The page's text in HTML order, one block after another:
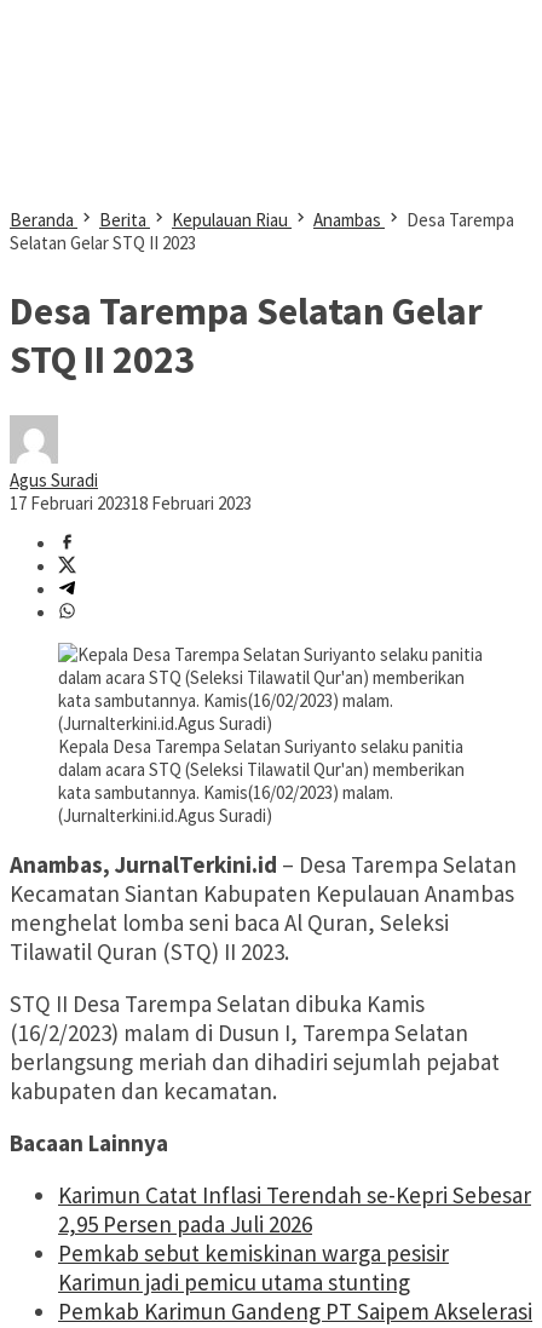
Beranda Berita Kepulauan Riau Anambas
Desa Tarempa
Selatan Gelar STQ II 2023
Desa Tarempa Selatan Gelar
STQ II 2023
Agus Suradi
17 Februari 202318 Februari 2023
Kepala Desa Tarempa Selatan Suriyanto selaku panitia
dalam acara STQ (Seleksi Tilawatil Qur'an) memberikan
kata sambutannya. Kamis(16/02/2023) malam.
(Jurnalterkini.id.Agus Suradi)
Anambas, JurnalTerkini.id – Desa Tarempa Selatan
Kecamatan Siantan Kabupaten Kepulauan Anambas
menghelat lomba seni baca Al Quran, Seleksi
Tilawatil Quran (STQ) II 2023.
STQ II Desa Tarempa Selatan dibuka Kamis
(16/2/2023) malam di Dusun I, Tarempa Selatan
berlangsung meriah dan dihadiri sejumlah pejabat
kabupaten dan kecamatan.
Bacaan Lainnya
Karimun Catat Inflasi Terendah se-Kepri Sebesar
2,95 Persen pada Juli 2026
Pemkab sebut kemiskinan warga pesisir
Karimun jadi pemicu utama stunting
Pemkab Karimun Gandeng PT Saipem Akselerasi